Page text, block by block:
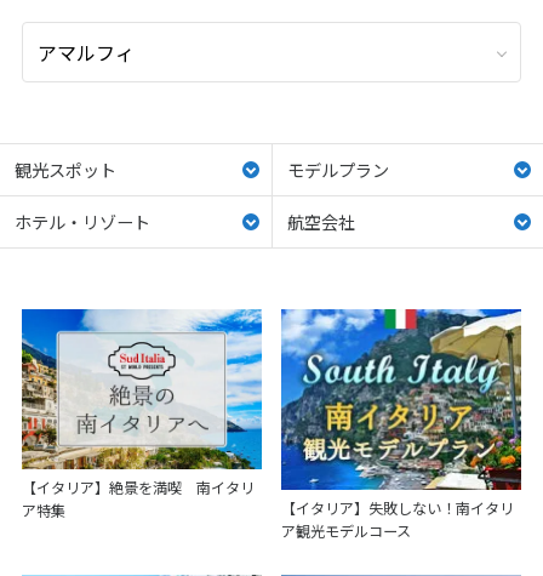
観光スポット モデルプラン
ホテル・リゾート 航空会社
【イタリア】絶景を満喫 南イタリ
ア特集
【イタリア】失敗しない！南イタリ
ア観光モデルコース